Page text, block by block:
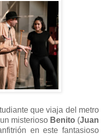
que viaja del metro
misterioso Benito (Juan
en este fantasioso